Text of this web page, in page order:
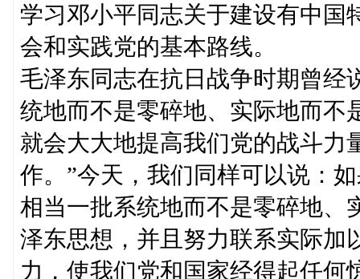
学习邓小平同志关于建设有中国
会和实践党的基本路线。
毛泽东同志在抗日战争时期曾经
统地而不是零碎地、实际地而不
就会大大地提高我们党的战斗力
作。”今天，我们同样可以说：
相当一批系统地而不是零碎地、
泽东思想，并且努力联系实际加
力，使我们党和国家经得起任何